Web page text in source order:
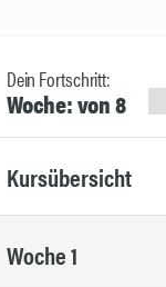
Dein Fortschritt:
Woche: von 8
Kursübersicht
Woche 1